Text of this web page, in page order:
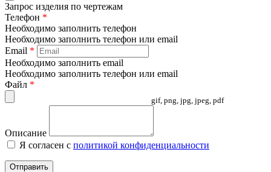
Запрос изделия по чертежам
Телефон *
Необходимо заполнить телефон
Необходимо заполнить телефон или email
Email *
Необходимо заполнить email
Необходимо заполнить телефон или email
Файл *
gif, png, jpg, jpeg, pdf
Описание
Я согласен с политикой конфиденциальности
Отправить